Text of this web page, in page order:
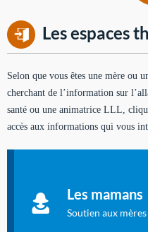
Les espaces
Selon que vous êtes une mère ou
cherchant de l’information sur
santé ou une animatrice LLL,
accès aux informations qui vous
Les mamans
Soutien aux mères
à allaiter et vous informer :
concernent l'allaitement.